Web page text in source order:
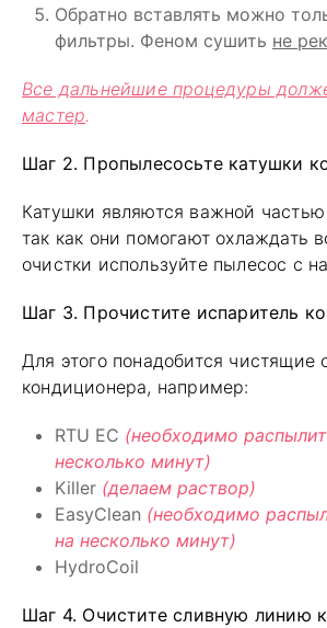
Обратно вставлять можно
фильтры. Феном сушить не
Все дальнейшие процедуры
мастер.
Шаг 2. Пропылесосьте катушки
Катушки являются важной
так как они помогают охлаждать
очистки используйте пылесос с
Шаг 3. Прочистите испаритель
Для этого понадобится чистящие
кондиционера, например:
RTU EC (необходимо
несколько минут)
Killer (делаем раствор)
EasyClean (необходимо
на несколько минут)
HydroCoil
Шаг 4. Очистите сливную линию